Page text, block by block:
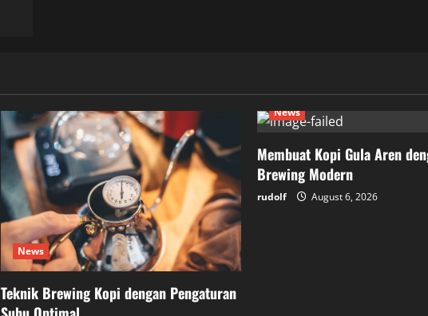
News
Teknik Brewing Kopi dengan Pengaturan
News
Membuat Kopi Gula Aren
Brewing Modern
rudolf August 6, 2026